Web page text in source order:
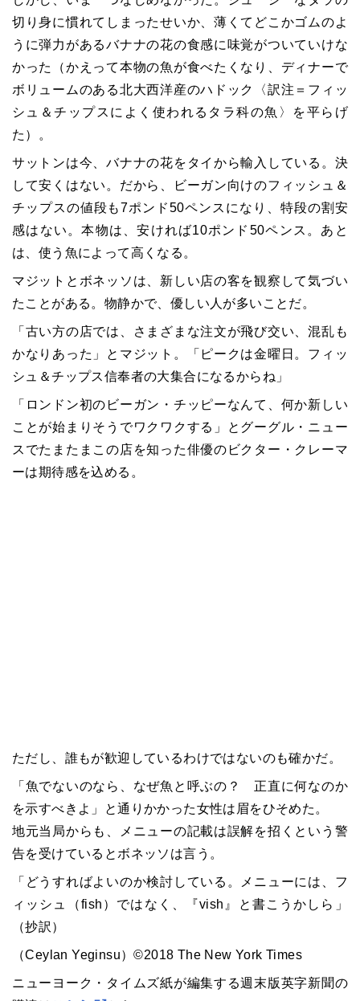
切り身に慣れてしまったせいか、薄くてどこかゴムのよ
うに弾力があるバナナの花の食感に味覚がついていけな
かった（かえって本物の魚が食べたくなり、ディナーで
ボリュームのある北大西洋産のハドック〈訳注＝フィッ
シュ＆チップスによく使われるタラ科の魚〉を平らげ
た）。
サットンは今、バナナの花をタイから輸入している。決
して安くはない。だから、ビーガン向けのフィッシュ＆
チップスの値段も7ポンド50ペンスになり、特段の割安
感はない。本物は、安ければ10ポンド50ペンス。あと
は、使う魚によって高くなる。
マジットとボネッソは、新しい店の客を観察して気づい
たことがある。物静かで、優しい人が多いことだ。
「古い方の店では、さまざまな注文が飛び交い、混乱も
かなりあった」とマジット。「ピークは金曜日。フィッ
シュ＆チップス信奉者の大集合になるからね」
「ロンドン初のビーガン・チッピーなんて、何か新しい
ことが始まりそうでワクワクする」とグーグル・ニュー
スでたまたまこの店を知った俳優のビクター・クレーマ
ーは期待感を込める。
ただし、誰もが歓迎しているわけではないのも確かだ。
「魚でないのなら、なぜ魚と呼ぶの？ 正直に何なのか
を示すべきよ」と通りかかった女性は眉をひそめた。
地元当局からも、メニューの記載は誤解を招くという警
告を受けているとボネッソは言う。
「どうすればよいのか検討している。メニューには、フ
ィッシュ（fish）ではなく、『vish』と書こうかしら」
（抄訳）
（Ceylan Yeginsu）©2018 The New York Times
ニューヨーク・タイムズ紙が編集する週末版英字新聞の